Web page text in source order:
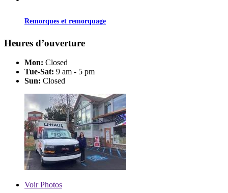
Remorques et remorquage
Heures d’ouverture
Mon: Closed
Tue-Sat: 9 am - 5 pm
Sun: Closed
VoirPhotos